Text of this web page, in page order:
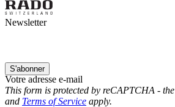
Newsletter
Votre adresse e-mail
S'abonner
This form is protected by reCAPTCHA - the
and Terms of Service apply.